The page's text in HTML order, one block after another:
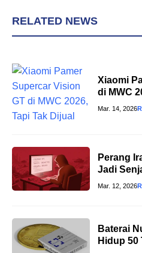
RELATED NEWS
Xiaomi
di MWC
Mar. 14, 2026
Perang
Jadi
Mar. 12, 2026
Baterai
Hidup 50